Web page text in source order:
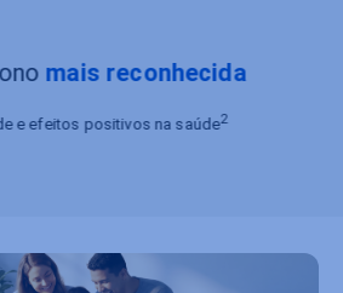
mais reconhecida
e efeitos positivos na saúde2